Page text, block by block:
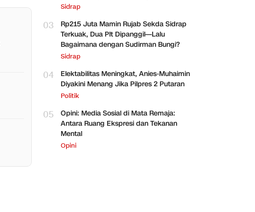
Sidrap Saja
Sidrap
03
Rp215 Juta Mamin Rujab Sekda Sidrap
Terkuak, Dua Plt Dipanggil—Lalu
Bagaimana dengan Sudirman Bungi?
Sidrap
04
Elektabilitas Meningkat, Anies-Muhaimin
Diyakini Menang Jika Pilpres 2 Putaran
Politik
05
Opini: Media Sosial di Mata Remaja:
Antara Ruang Ekspresi dan Tekanan
Mental
Opini